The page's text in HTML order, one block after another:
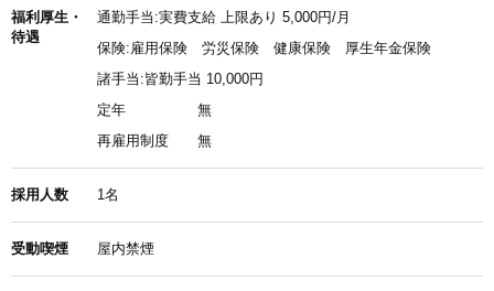
福利厚生・
待遇
通勤手当:実費支給 上限あり 5,000円/月
保険:雇用保険 労災保険 健康保険 厚生年金保険
諸手当:皆勤手当 10,000円
定年
無
再雇用制度
無
採用人数 1名
受動喫煙 屋内禁煙